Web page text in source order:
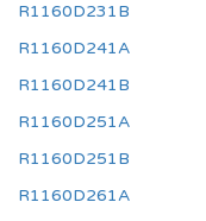
R1160D231B
R1160D241A
R1160D241B
R1160D251A
R1160D251B
R1160D261A